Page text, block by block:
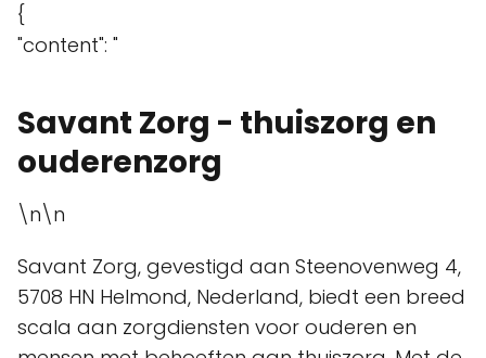
{
"content": "
Savant Zorg - thuiszorg en
ouderenzorg
\n\n
Savant Zorg, gevestigd aan Steenovenweg 4,
5708 HN Helmond, Nederland, biedt een breed
scala aan zorgdiensten voor ouderen en